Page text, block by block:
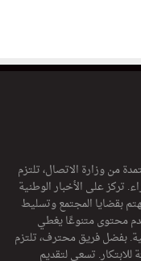
من وزارة الاتصال، تلتزم
على الأخبار الوطنية
بقضايا المجتمع وتسليط
محتوى متنوعًا يغطي
بفضل فريق محترف، تلتزم
للابتكار. تسعى لتقديم